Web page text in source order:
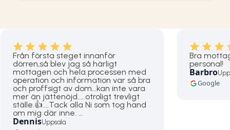
Från första steget innanför
dörren,så blev jag så härligt
mottagen och hela processen med
operation och information var så bra
och proffsigt av dom...kan inte vara
mer än jättenöjd.....otroligt trevligt
ställe.👍....Tack alla Ni som tog hand
om mig där inne. …
DennisUppsala
Bra
personal!
Barbro
Google